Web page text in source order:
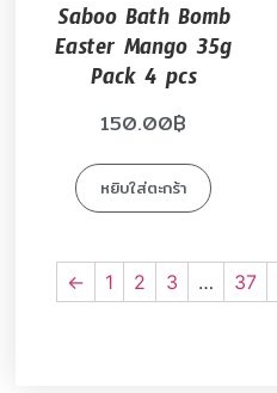
Saboo Bath Bomb
Easter Mango 35g
Pack 4 pcs
150.00฿
หยิบใส่ตะกร้า
← 1 2 3 … 37